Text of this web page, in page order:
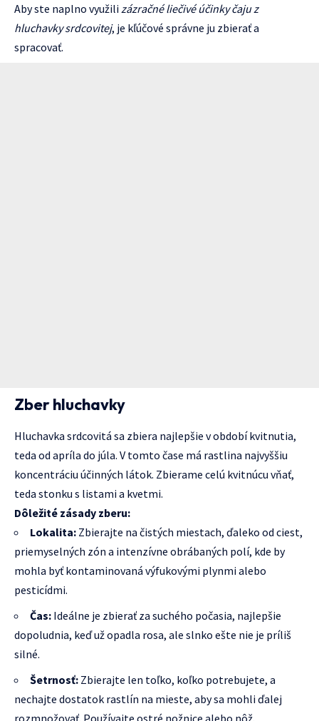
Aby ste naplno využili zázračné liečivé účinky čaju z
hluchavky srdcovitej, je kľúčové správne ju zbierať a
spracovať.
Zber hluchavky
Hluchavka srdcovitá sa zbiera najlepšie v období kvitnutia,
teda od apríla do júla. V tomto čase má rastlina najvyššiu
koncentráciu účinných látok. Zbierame celú kvitnúcu vňať,
teda stonku s listami a kvetmi.
Dôležité zásady zberu:
Lokalita: Zbierajte na čistých miestach, ďaleko od ciest,
priemyselných zón a intenzívne obrábaných polí, kde by
mohla byť kontaminovaná výfukovými plynmi alebo
pesticídmi.
Čas: Ideálne je zbierať za suchého počasia, najlepšie
dopoludnia, keď už opadla rosa, ale slnko ešte nie je príliš
silné.
Šetrnosť: Zbierajte len toľko, koľko potrebujete, a
nechajte dostatok rastlín na mieste, aby sa mohli ďalej
rozmnožovať. Používajte ostré nožnice alebo nôž.